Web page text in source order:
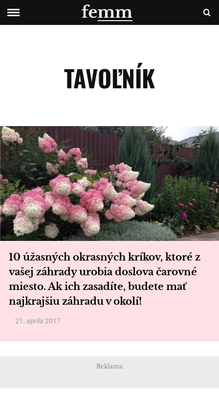
TAVOĽNÍK
10 úžasných okrasných kríkov, ktoré z
vašej záhrady urobia doslova čarovné
miesto. Ak ich zasadíte, budete mať
najkrajšiu záhradu v okolí!
21. apríla 2017
Reklama